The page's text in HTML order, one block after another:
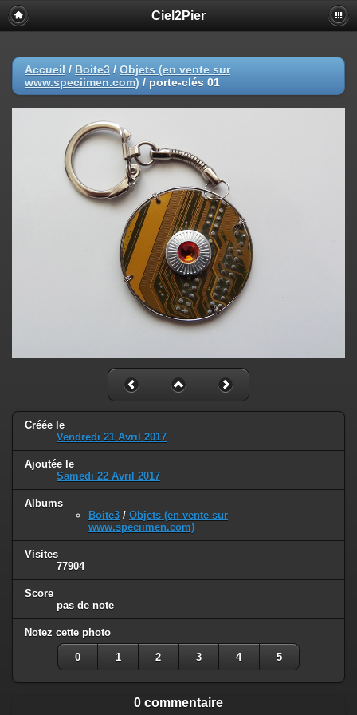
Ciel2Pier
Accueil / Boite3 / Objets (en vente sur
www.speciimen.com) / porte-clés 01
Créée le
Vendredi 21 Avril 2017
Ajoutée le
Samedi 22 Avril 2017
Albums
Boite3 / Objets (en vente sur
www.speciimen.com)
Visites
77904
Score
pas de note
Notez cette photo
0 1 2 3 4 5
0 commentaire